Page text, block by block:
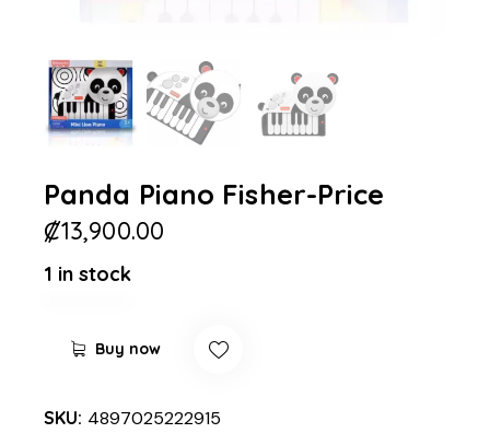
Panda Piano Fisher-Price
₡13,900.00
1 in stock
Buy now
SKU: 4897025222915